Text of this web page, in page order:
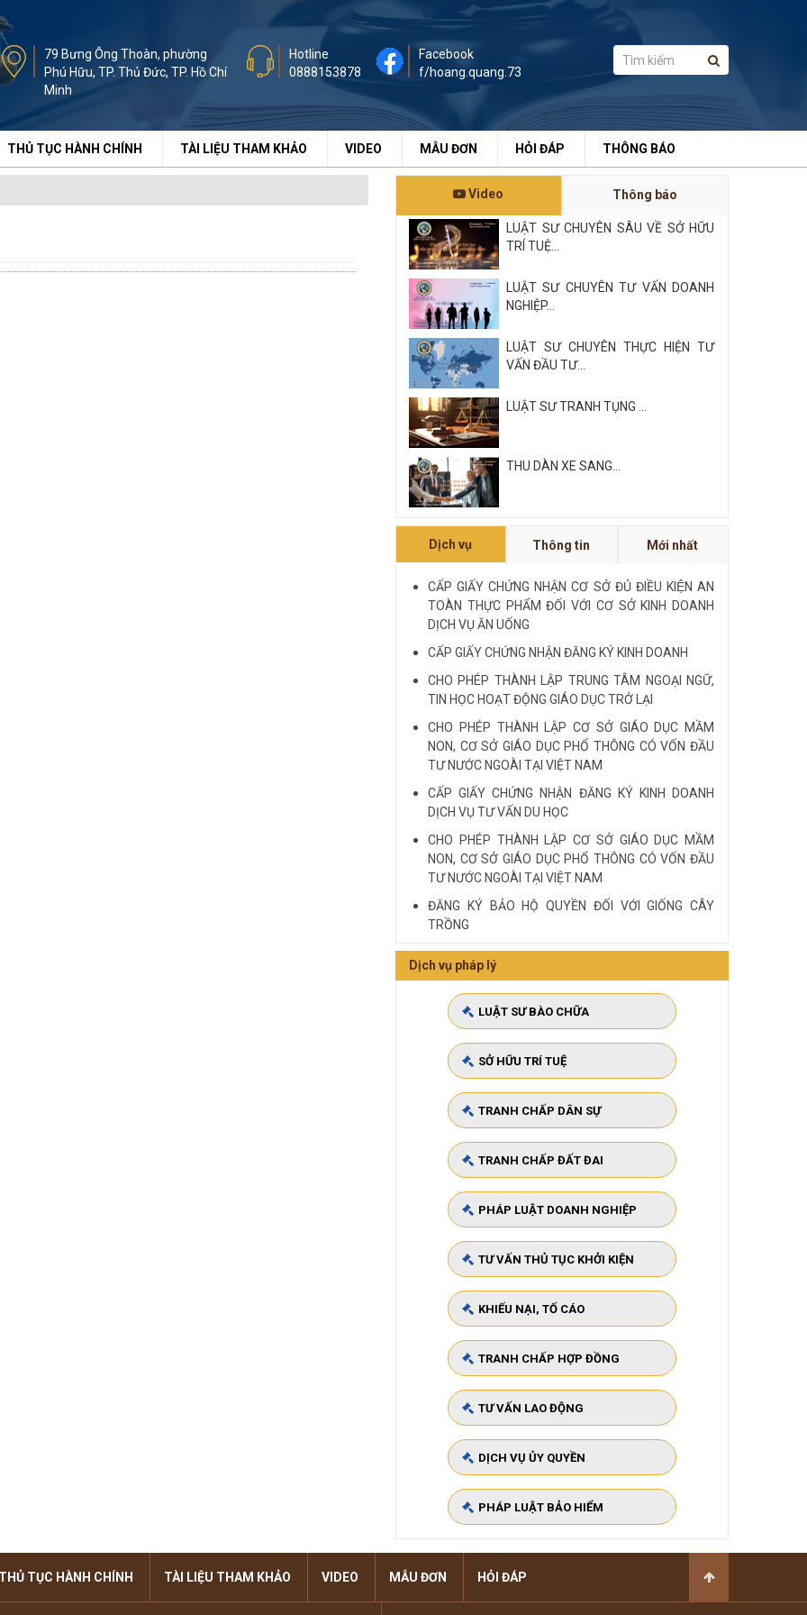
79 Bưng Ông Thoàn, phường
Phú Hữu, TP. Thủ Đức, TP. Hồ Chí
Minh
Hotline
0888153878
Facebook
f/hoang.quang.73
THỦ TỤC HÀNH CHÍNH TÀI LIỆU THAM KHẢO VIDEO MẪU ĐƠN HỎI ĐÁP THÔNG BÁO
Video Thông báo
LUẬT SƯ CHUYÊN SÂU VỀ SỞ HỮU
TRÍ TUỆ...
LUẬT SƯ CHUYÊN TƯ VẤN DOANH
NGHIỆP...
LUẬT SƯ CHUYÊN THỰC HIỆN TƯ
VẤN ĐẦU TƯ...
LUẬT SƯ TRANH TỤNG ...
THU DÀN XE SANG...
NỘI QUY VÀ QUY CHẾ CÔNG TY
LUẬT SƯ CHUYÊN VỀ HÌNH SỰ...
Dịch vụ Thông tin Mới nhất
CẤP GIẤY CHỨNG NHẬN CƠ SỞ ĐỦ ĐIỀU KIỆN AN
TOÀN THỰC PHẨM ĐỐI VỚI CƠ SỞ KINH DOANH
DỊCH VỤ ĂN UỐNG
CẤP GIẤY CHỨNG NHẬN ĐĂNG KÝ KINH DOANH
CHO PHÉP THÀNH LẬP TRUNG TÂM NGOẠI NGỮ,
TIN HỌC HOẠT ĐỘNG GIÁO DỤC TRỞ LẠI
CHO PHÉP THÀNH LẬP CƠ SỞ GIÁO DỤC MẦM
NON, CƠ SỞ GIÁO DỤC PHỔ THÔNG CÓ VỐN ĐẦU
TƯ NƯỚC NGOÀI TẠI VIỆT NAM
CẤP GIẤY CHỨNG NHẬN ĐĂNG KÝ KINH DOANH
DỊCH VỤ TƯ VẤN DU HỌC
CHO PHÉP THÀNH LẬP CƠ SỞ GIÁO DỤC MẦM
NON, CƠ SỞ GIÁO DỤC PHỔ THÔNG CÓ VỐN ĐẦU
TƯ NƯỚC NGOÀI TẠI VIỆT NAM
ĐĂNG KÝ BẢO HỘ QUYỀN ĐỐI VỚI GIỐNG CÂY
TRỒNG
HIỆU LỰC ĐỐI KHÁNG VỚI BÊN THỨ BA
Quy định cá nhân nhận thế chấp QSD đất, tài sản
gắn liền với đất
VĂN PHÒNG LUẬT SƯ TƯ VẤN MIỄN PHÍ QUA ĐIỆN
THOẠI TẠI TP HCM
Xem tất cả
Dịch vụ pháp lý
LUẬT SƯ BÀO CHỮA
SỞ HỮU TRÍ TUỆ
TRANH CHẤP DÂN SỰ
TRANH CHẤP ĐẤT ĐAI
PHÁP LUẬT DOANH NGHIỆP
TƯ VẤN THỦ TỤC KHỞI KIỆN
KHIẾU NẠI, TỐ CÁO
TRANH CHẤP HỢP ĐỒNG
TƯ VẤN LAO ĐỘNG
DỊCH VỤ ỦY QUYỀN
PHÁP LUẬT BẢO HIỂM
THỦ TỤC HÀNH CHÍNH TÀI LIỆU THAM KHẢO VIDEO MẪU ĐƠN HỎI ĐÁP